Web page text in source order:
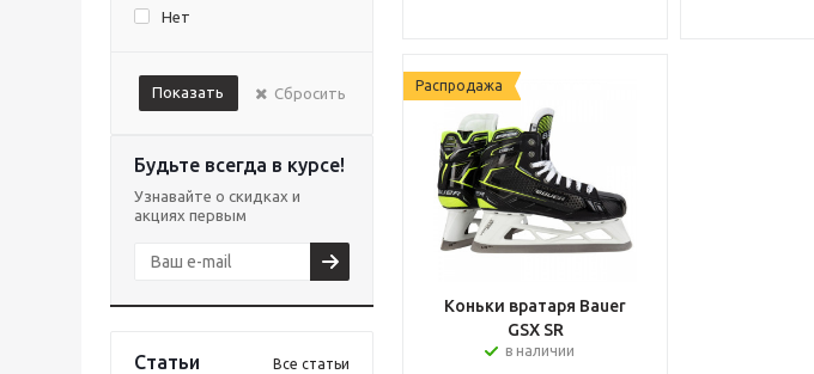
Нет
Показать Сбросить
Будьте всегда в курсе!
Узнавайте о скидках и
акциях первым
Статьи Все статьи
Распродажа
Коньки вратаря Bauer
GSX SR
в наличии